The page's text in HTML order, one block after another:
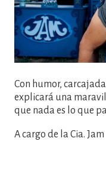
Con humor,
explicará una
que nada es lo que
A cargo de la Cia. Jam